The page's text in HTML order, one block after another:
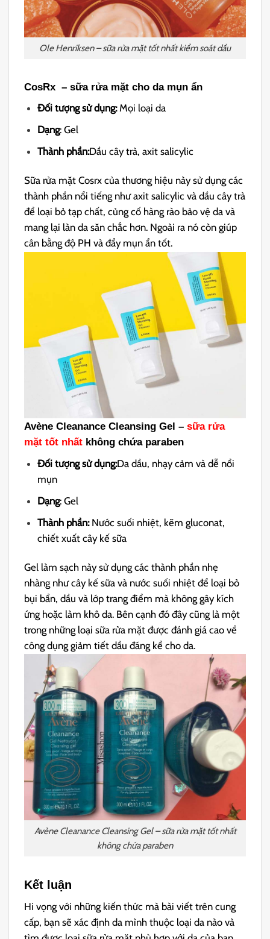
Ole Henriksen – sữa rửa mặt tốt nhất kiểm soát dầu
CosRx – sữa rửa mặt cho da mụn ẩn
Đối tượng sử dụng:Mọi loại da
Dạng: Gel
Thành phần:Dầu cây trà, axit salicylic
Sữa rửa mặt Cosrx của thương hiệu này sử dụng các
thành phần nổi tiếng như axit salicylic và dầu cây trà
để loại bỏ tạp chất, củng cố hàng rào bảo vệ da và
mang lại làn da săn chắc hơn. Ngoài ra nó còn giúp
cân bằng độ PH và đẩy mụn ẩn tốt.
Avène Cleanance Cleansing Gel –sữa rửa
mặt tốt nhất không chứa paraben
Đối tượng sử dụng:Da dầu, nhạy cảm và dễ nổi
mụn
Dạng: Gel
Thành phần: Nước suối nhiệt, kẽm gluconat,
chiết xuất cây kế sữa
Gel làm sạch này sử dụng các thành phần nhẹ
nhàng như cây kế sữa và nước suối nhiệt để loại bỏ
bụi bẩn, dầu và lớp trang điểm mà không gây kích
ứng hoặc làm khô da. Bên cạnh đó đây cũng là một
trong những loại sữa rửa mặt được đánh giá cao về
công dụng giảm tiết dầu đáng kể cho da.
Avène Cleanance Cleansing Gel – sữa rửa mặt tốt nhất
không chứa paraben
Kết luận
Hi vọng với những kiến thức mà bài viết trên cung
cấp, bạn sẽ xác định da mình thuộc loại da nào và